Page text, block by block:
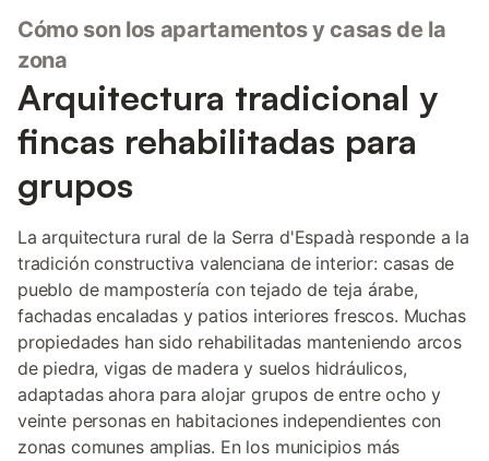
Cómo son los apartamentos y casas de la
zona
Arquitectura tradicional y
fincas rehabilitadas para
grupos
La arquitectura rural de la Serra d'Espadà responde a la
tradición constructiva valenciana de interior: casas de
pueblo de mampostería con tejado de teja árabe,
fachadas encaladas y patios interiores frescos. Muchas
propiedades han sido rehabilitadas manteniendo arcos
de piedra, vigas de madera y suelos hidráulicos,
adaptadas ahora para alojar grupos de entre ocho y
veinte personas en habitaciones independientes con
zonas comunes amplias. En los municipios más